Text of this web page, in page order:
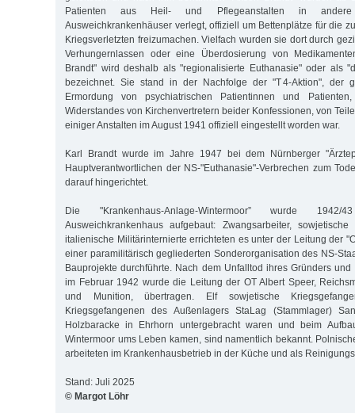
Patienten aus Heil- und Pflegeanstalten in andere
Ausweichkrankenhäuser verlegt, offiziell um Bettenplätze für die
Kriegsverletzten freizumachen. Vielfach wurden sie dort durch
Verhungernlassen oder eine Überdosierung von
Brandt" wird deshalb als "regionalisierte Euthanasie" oder als
bezeichnet. Sie stand in der Nachfolge der "T 4-Aktion", der
Ermordung von psychiatrischen Patientinnen und
Widerstandes von Kirchenvertretern beider Konfessionen, von
einiger Anstalten im August 1941 offiziell eingestellt worden war.
Karl Brandt wurde im Jahre 1947 bei dem Nürnberger
Hauptverantwortlichen der NS-"Euthanasie"-Verbrechen zum
darauf hingerichtet.
Die "Krankenhaus-Anlage-Wintermoor” wurde
Ausweichkrankenhaus aufgebaut: Zwangsarbeiter,
italienische Militärinternierte errichteten es unter der Leitung der
einer paramilitärisch gegliederten Sonderorganisation des NS-
Bauprojekte durchführte. Nach dem Unfalltod ihres Gründers und
im Februar 1942 wurde die Leitung der OT Albert Speer,
und Munition, übertragen. Elf sowjetische
Kriegsgefangenen des Außenlagers StaLag (Stammlager)
Holzbaracke in Ehrhorn untergebracht waren und beim
Wintermoor ums Leben kamen, sind namentlich bekannt.
arbeiteten im Krankenhausbetrieb in der Küche und als
Stand: Juli 2025
© Margot Löhr